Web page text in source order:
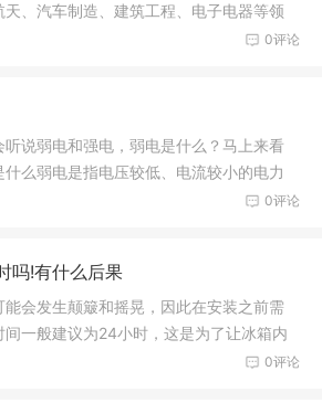
天、汽车制造、建筑工程、电子电器等领
0评论
说弱电和强电，弱电是什么？马上来看
么弱电是指电压较低、电流较小的电力
0评论
吗!有什么后果
会发生颠簸和摇晃，因此在安装之前需
一般建议为24小时，这是为了让冰箱内
0评论